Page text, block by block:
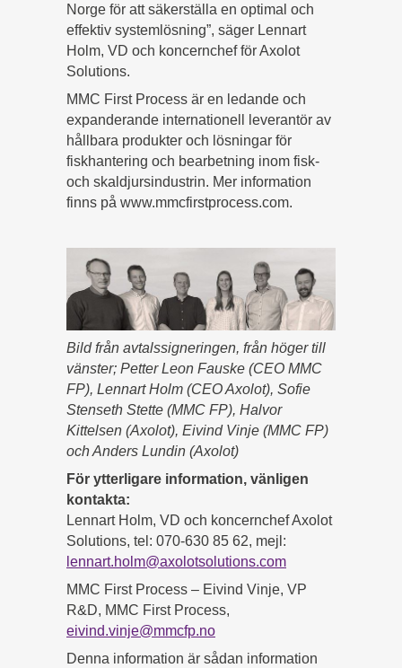
Norge för att säkerställa en optimal och
effektiv systemlösning”, säger Lennart
Holm, VD och koncernchef för Axolot
Solutions.
MMC First Process är en ledande och
expanderande internationell leverantör av
hållbara produkter och lösningar för
fiskhantering och bearbetning inom fisk-
och skaldjursindustrin. Mer information
finns på www.mmcfirstprocess.com.
Bild från avtalssigneringen, från höger till
vänster; Petter Leon Fauske (CEO MMC
FP), Lennart Holm (CEO Axolot), Sofie
Stenseth Stette (MMC FP), Halvor
Kittelsen (Axolot), Eivind Vinje (MMC FP)
och Anders Lundin (Axolot)
För ytterligare information, vänligen
kontakta:
Lennart Holm, VD och koncernchef Axolot
Solutions, tel: 070-630 85 62, mejl:
lennart.holm@axolotsolutions.com
MMC First Process – Eivind Vinje, VP
R&D, MMC First Process,
eivind.vinje@mmcfp.no
Denna information är sådan information